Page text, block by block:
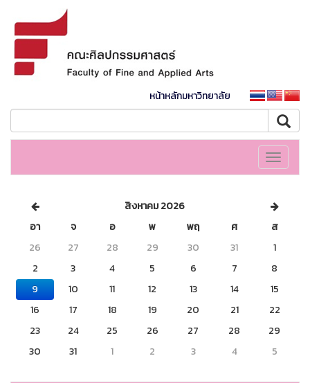
หน้าหลักมหาวิทยาลัย
Toggle
สิงหาคม 2026
อา
จ อ พ พฤ ศ
ส
26
27 28 29 30 31
1
2
3 4 5 6 7
8
9
10 11 12 13 14
15
16
17 18 19 20 21
22
23
24 25 26 27 28
29
30
31 1 2 3 4 5